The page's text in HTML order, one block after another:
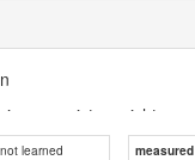
ist es nicht
not learned